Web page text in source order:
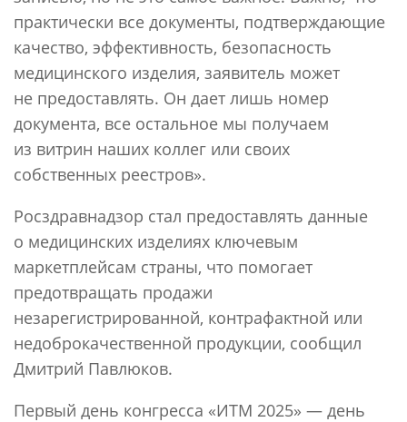
практически все документы, подтверждающие
качество, эффективность, безопасность
медицинского изделия, заявитель может
не предоставлять. Он дает лишь номер
документа, все остальное мы получаем
из витрин наших коллег или своих
собственных реестров».
Росздравнадзор стал предоставлять данные
о медицинских изделиях ключевым
маркетплейсам страны, что помогает
предотвращать продажи
незарегистрированной, контрафактной или
недоброкачественной продукции, сообщил
Дмитрий Павлюков.
Первый день конгресса «ИТМ 2025» — день